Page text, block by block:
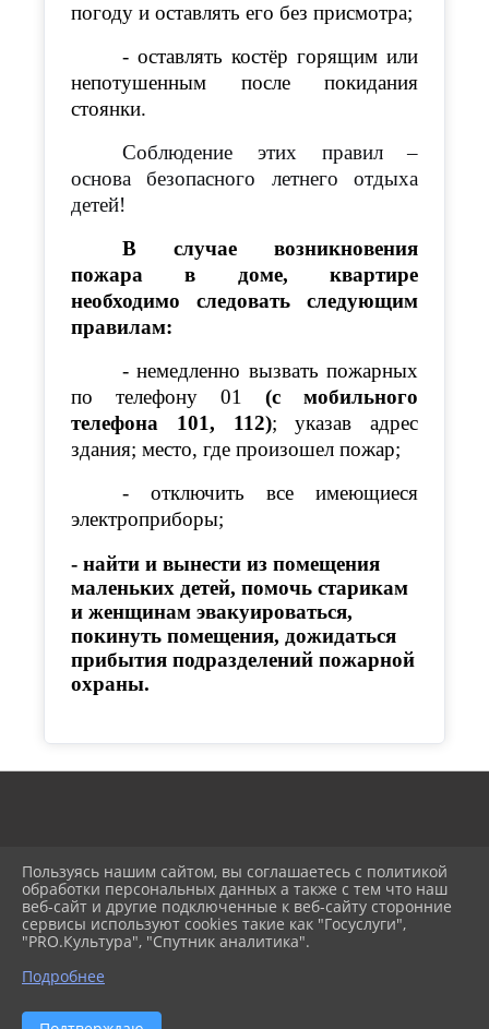
погоду и оставлять его без присмотра;
- оставлять костёр горящим или
непотушенным после покидания
стоянки.
Соблюдение этих правил –
основа безопасного летнего отдыха
детей!
В случае возникновения
пожара в доме, квартире
необходимо следовать следующим
правилам:
- немедленно вызвать пожарных
по телефону 01(с мобильного
телефона 101, 112); указав адрес
здания; место, где произошел пожар;
- отключить все имеющиеся
электроприборы;
- найти и вынести из помещения
маленьких детей, помочь старикам
и женщинам эвакуироваться,
покинуть помещения, дожидаться
прибытия подразделений пожарной
охраны.
2026 г. кубанецтимрегион.рф
Вход
Карта сайта
Политика обработки персональных данных
Сделано на KubCMS
Пользуясь нашим сайтом, вы соглашаетесь с политикой
обработки персональных данных а также с тем что наш
веб-сайт и другие подключенные к веб-сайту сторонние
сервисы используют cookies такие как "Госуслуги",
"PRO.Культура", "Спутник аналитика".
Подробнее